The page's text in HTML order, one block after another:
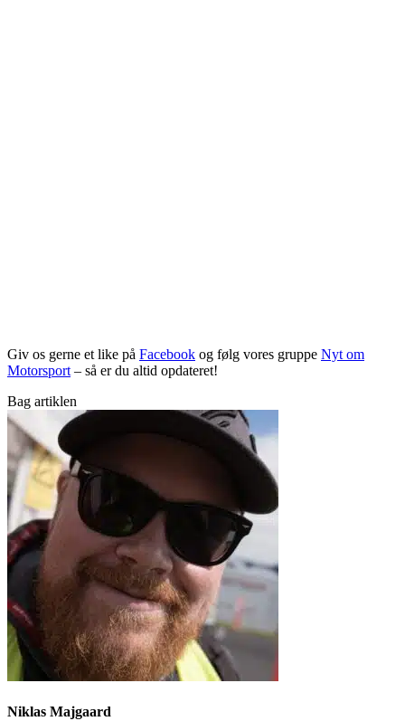
Giv os gerne et like på Facebook og følg vores gruppe Nyt om
Motorsport – så er du altid opdateret!
Bag artiklen
Niklas Majgaard